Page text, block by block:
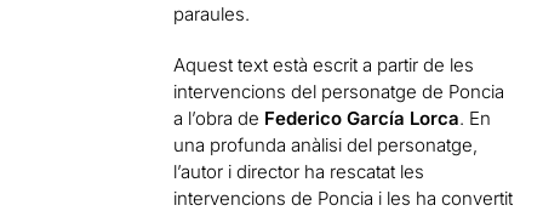
paraules.
Aquest text està escrit a partir de les
intervencions del personatge de Poncia
a l’obra de Federico García Lorca. En
una profunda anàlisi del personatge,
l’autor i director ha rescatat les
intervencions de Poncia i les ha convertit